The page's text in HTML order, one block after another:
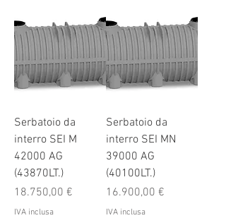
Serbatoio da
interro SEI M
42000 AG
(43870LT.)
Prezzo
18.750,00 €
IVA inclusa
Serbatoio da
interro SEI MN
39000 AG
(40100LT.)
Prezzo
16.900,00 €
IVA inclusa